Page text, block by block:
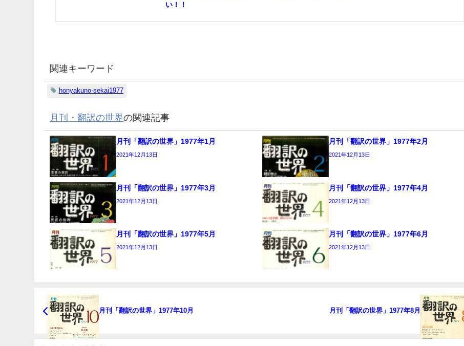
い！！
関連キーワード
honyakuno-sekai1977
月刊・翻訳の世界の関連記事
月刊「翻訳の世界」1977年1月
2021年12月13日
月刊「翻訳の世界」1977年2月
2021年12月13日
月刊「翻訳の世界」1977年3月
2021年12月13日
月刊「翻訳の世界」1977年4月
2021年12月13日
月刊「翻訳の世界」1977年5月
2021年12月13日
月刊「翻訳の世界」1977年6月
2021年12月13日
月刊「翻訳の世界」1977年10月 月刊「翻訳の世界」1977年8月